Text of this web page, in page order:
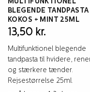
MULTIFUNKTIONEL
BLEGENDE TANDPASTA
KOKOS + MINT 25ML
13,50 kr.
Multifunktionel blegende
tandpasta til hvidere,
og stærkere tænder.
Rejsestørrelse 25ml.